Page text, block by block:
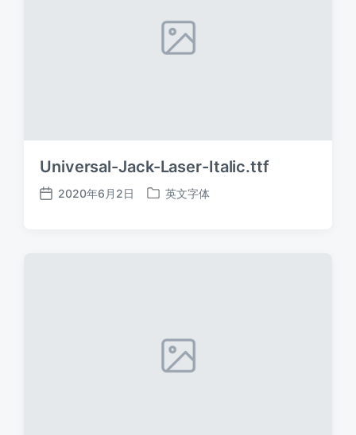
Universal-Jack-Laser-Italic.ttf
发
2020年6月2日
发
英文字体